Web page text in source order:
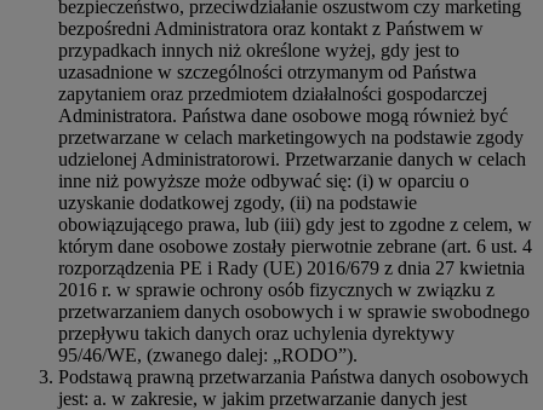
bezpieczeństwo, przeciwdziałanie oszustwom czy marketing
bezpośredni Administratora oraz kontakt z Państwem w
przypadkach innych niż określone wyżej, gdy jest to
uzasadnione w szczególności otrzymanym od Państwa
zapytaniem oraz przedmiotem działalności gospodarczej
Administratora. Państwa dane osobowe mogą również być
przetwarzane w celach marketingowych na podstawie zgody
udzielonej Administratorowi. Przetwarzanie danych w celach
inne niż powyższe może odbywać się: (i) w oparciu o
uzyskanie dodatkowej zgody, (ii) na podstawie
obowiązującego prawa, lub (iii) gdy jest to zgodne z celem, w
którym dane osobowe zostały pierwotnie zebrane (art. 6 ust. 4
rozporządzenia PE i Rady (UE) 2016/679 z dnia 27 kwietnia
2016 r. w sprawie ochrony osób fizycznych w związku z
przetwarzaniem danych osobowych i w sprawie swobodnego
przepływu takich danych oraz uchylenia dyrektywy
95/46/WE, (zwanego dalej: „RODO”).
Podstawą prawną przetwarzania Państwa danych osobowych
jest: a. w zakresie, w jakim przetwarzanie danych jest